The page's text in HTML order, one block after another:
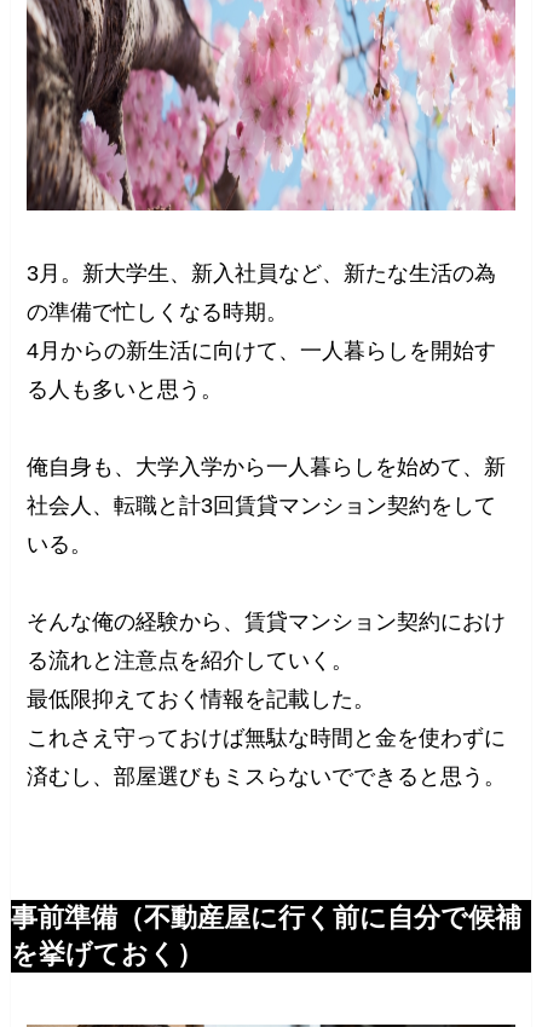
3月。新大学生、新入社員など、新たな生活の為
の準備で忙しくなる時期。
4月からの新生活に向けて、一人暮らしを開始す
る人も多いと思う。
俺自身も、大学入学から一人暮らしを始めて、新
社会人、転職と計3回賃貸マンション契約をして
いる。
そんな俺の経験から、賃貸マンション契約におけ
る流れと注意点を紹介していく。
最低限抑えておく情報を記載した。
これさえ守っておけば無駄な時間と金を使わずに
済むし、部屋選びもミスらないでできると思う。
事前準備（不動産屋に行く前に自分で候補
を挙げておく）